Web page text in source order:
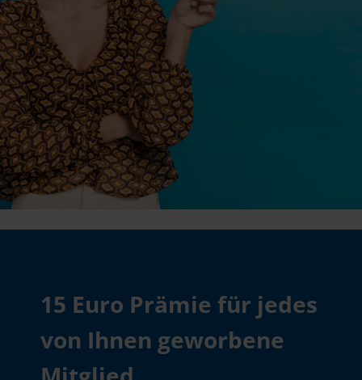
15 Euro Prämie für jedes
von Ihnen geworbene